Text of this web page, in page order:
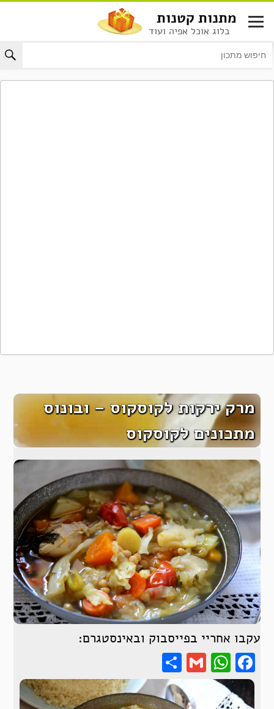
לתוכן
מתנות קטנות
בלוג אוכל אפיה ועוד
מרק ירקות לקוסקוס – ובונוס
מתכונים לקוסקוס
עקבו אחריי בפייסבוק ובאינסטגרם:
Facebook
WhatsApp
Gmail